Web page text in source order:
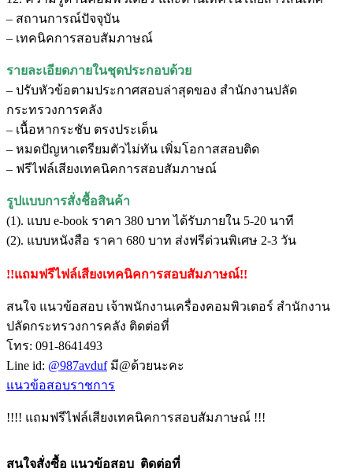
– สถานการณ์ปัจจุบัน
– เทคนิคการสอบสัมภาษณ์
รายละเอียดภายในชุดประกอบด้วย
– ปรับหัวข้อตามประกาศสอบล่าสุดของ สำนักงานปลัด
กระทรวงการคลัง
– เนื้อหากระชับ ตรงประเด็น
– หมดปัญหาเตรียมตัวไม่ทัน เพิ่มโอกาสสอบติด
– ฟรีไฟล์เสียงเทคนิคการสอบสัมภาษณ์
รูปแบบการสั่งชื้อสินค้า
(1). แบบ e-book ราคา 380 บาท ได้รับภายใน 5-20 นาที
(2). แบบหนังสือ ราคา 680 บาท ส่งฟรีด่วนพิเศษ 2-3 วัน
!!แถมฟรีไฟล์เสียงเทคนิคการสอบสัมภาษณ์!!
สนใจ แนวข้อสอบ เจ้าพนักงานเครื่องคอมพิวเตอร์ สำนักงาน
ปลัดกระทรวงการคลัง ติดต่อที่
โทร: 091-8641493
Line id: @987avdufมี@ด้วยนะคะ
แนวข้อสอบราชการ
!!!! แถมฟรีไฟล์เสียงเทคนิคการสอบสัมภาษณ์ !!!
สนใจสั่งซื้อ แนวข้อสอบ ติดต่อที่